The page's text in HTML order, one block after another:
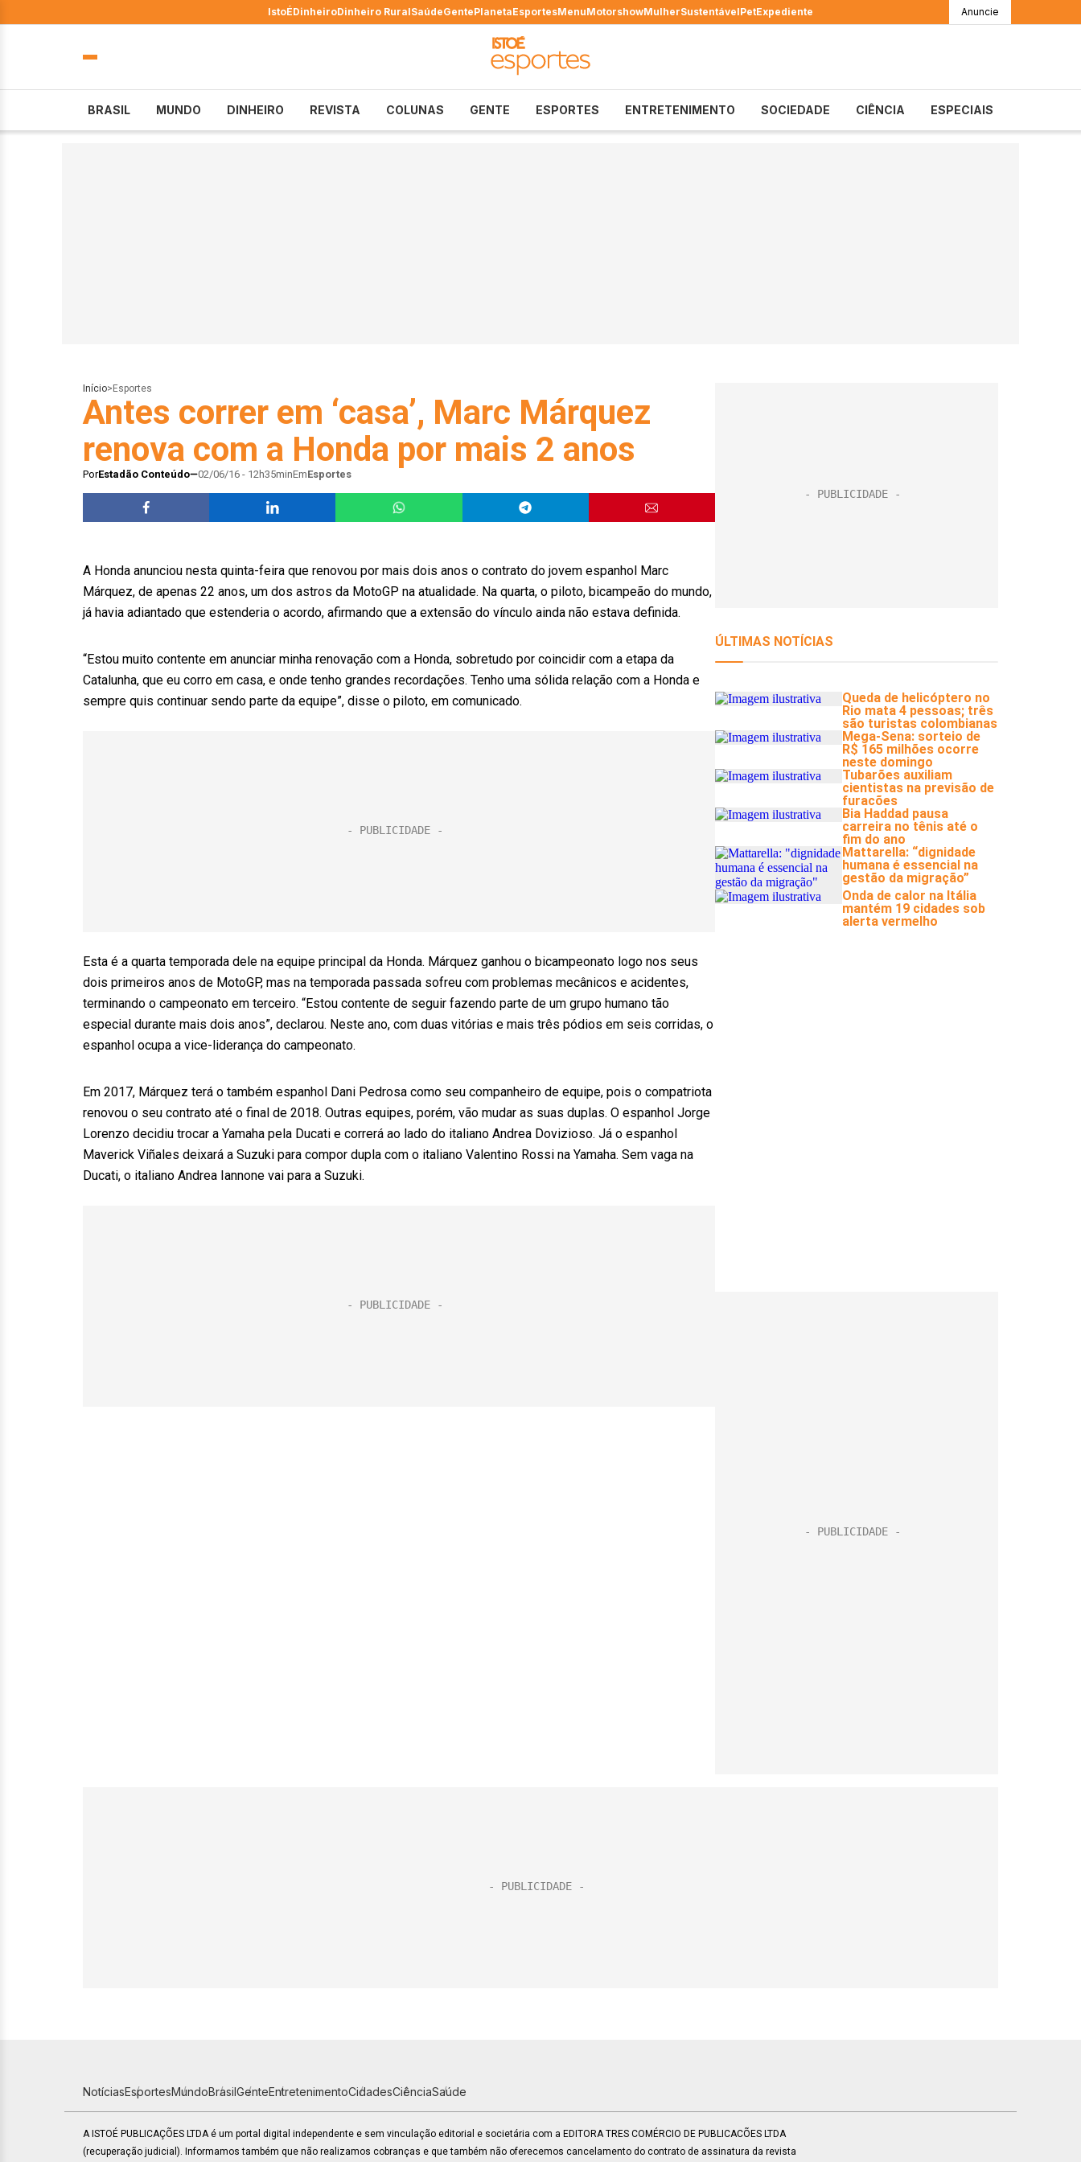
IstoÉDinheiroDinheiro RuralSaúdeGentePlanetaEsportesMenuMotorshowMulherSustentávelPetExpediente Anuncie
BRASIL MUNDO DINHEIRO REVISTA COLUNAS GENTE ESPORTES ENTRETENIMENTO SOCIEDADE CIÊNCIA ESPECIAIS
Início> Esportes
Antes correr em ‘casa’, Marc Márquez
renova com a Honda por mais 2 anos
PorEstadão Conteúdo 02/06/16 - 12h35minEmEsportes
A Honda anunciou nesta quinta-feira que renovou por mais dois anos o contrato do jovem espanhol Marc
Márquez, de apenas 22 anos, um dos astros da MotoGP na atualidade. Na quarta, o piloto, bicampeão do mundo,
já havia adiantado que estenderia o acordo, afirmando que a extensão do vínculo ainda não estava definida.
“Estou muito contente em anunciar minha renovação com a Honda, sobretudo por coincidir com a etapa da
Catalunha, que eu corro em casa, e onde tenho grandes recordações. Tenho uma sólida relação com a Honda e
sempre quis continuar sendo parte da equipe”, disse o piloto, em comunicado.
Esta é a quarta temporada dele na equipe principal da Honda. Márquez ganhou o bicampeonato logo nos seus
dois primeiros anos de MotoGP, mas na temporada passada sofreu com problemas mecânicos e acidentes,
terminando o campeonato em terceiro. “Estou contente de seguir fazendo parte de um grupo humano tão
especial durante mais dois anos”, declarou. Neste ano, com duas vitórias e mais três pódios em seis corridas, o
espanhol ocupa a vice-liderança do campeonato.
Em 2017, Márquez terá o também espanhol Dani Pedrosa como seu companheiro de equipe, pois o compatriota
renovou o seu contrato até o final de 2018. Outras equipes, porém, vão mudar as suas duplas. O espanhol Jorge
Lorenzo decidiu trocar a Yamaha pela Ducati e correrá ao lado do italiano Andrea Dovizioso. Já o espanhol
Maverick Viñales deixará a Suzuki para compor dupla com o italiano Valentino Rossi na Yamaha. Sem vaga na
Ducati, o italiano Andrea Iannone vai para a Suzuki.
NotíciasEsportesMundoBrasilGenteEntretenimentoCidadesCiênciaSaúde
A ISTOÉ PUBLICAÇÕES LTDA é um portal digital independente e sem vinculação editorial e societária com a EDITORA TRES COMÉRCIO DE PUBLICACÕES LTDA
(recuperação judicial). Informamos também que não realizamos cobranças e que também não oferecemos cancelamento do contrato de assinatura da revista